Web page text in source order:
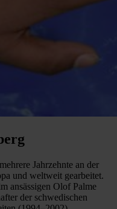
Jahrzehnte an der
und weltweit gearbeitet.
ansässigen Olof Palme
der schwedischen